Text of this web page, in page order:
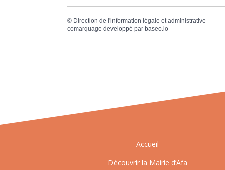
© Direction de l'information légale et administrative
comarquage developpé par baseo.io
Accueil
Découvrir la Mairie d’Afa